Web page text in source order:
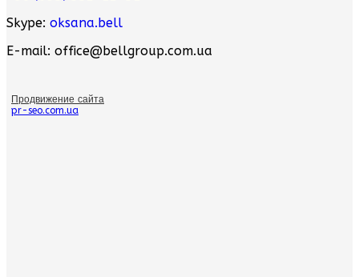
Skype: oksana.bell
E-mail: office@bellgroup.com.ua
Продвижение сайта
pr-seo.com.ua